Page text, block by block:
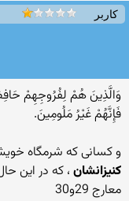
کاربر
وَالَّذِينَ هُمْ لِفُرُوجِهِمْ
فَإِنَّهُمْ غَيْرُ مَلُومِينَ.
و کسانی که شرمگاه
کنيزانشان ، که در اين
معارج 29و30